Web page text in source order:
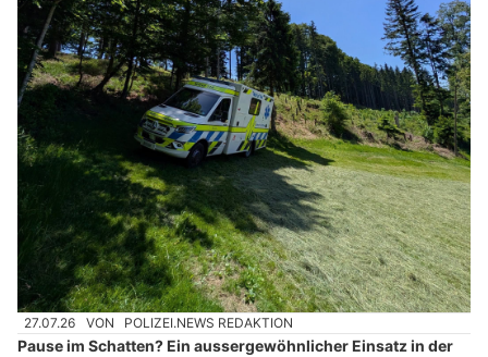
27.07.26 VON POLIZEI.NEWS REDAKTION
Pause im Schatten? Ein aussergewöhnlicher Einsatz in der